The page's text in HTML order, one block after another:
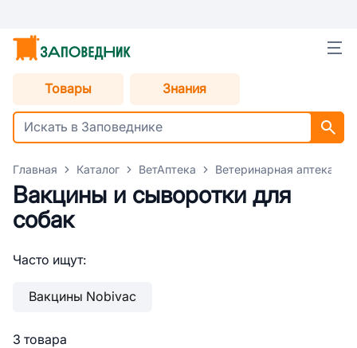
Товары Знания
Главная Каталог ВетАптека Ветеринарная аптека
Вакцины и сыворотки для
собак
Часто ищут:
Вакцины Nobivac
3 товара